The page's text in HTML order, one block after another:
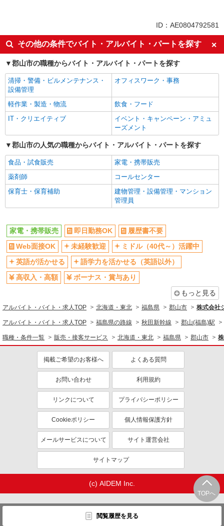
英語が活かせる
ボーナス・賞与あり
日払い
車通勤OK
交通費支給
社会保険あり
社員登用あり
ID：AE0804792581
その他の条件でバイト・アルバイト・パートを探す
郡山市の職種からバイト・アルバイト・パートを探す
清掃・警備・ビルメンテナンス・
設備管理
オフィスワーク・事務
軽作業・製造・物流
飲食・フード
IT・クリエイティブ
イベント・キャンペーン・アミュ
ーズメント
郡山市の人気の職種からバイト・アルバイト・パートを探す
食品・試食販売
家電・携帯販売
薬剤師
コールセンター
保育士・保育補助
建物管理・設備管理・マンション
管理員
TOPへ
閲覧履歴を見る
家電・携帯販売 即日勤務OK
履歴書不要
Web面接OK
未経験歓迎
ミドル（40代～）活躍中
英語が活かせる
語学力を活かせる（英語以外）
高収入・高額
ボーナス・賞与あり
もっと見る
アルバイト・バイト・求人TOP 北海道・東北 福島県 郡山市 株式会社
アルバイト・バイト・求人TOP 福島県の路線 秋田新幹線 郡山(福島)駅
職種・条件一覧 販売・接客サービス 北海道・東北 福島県 郡山市
掲載ご希望のお客様へ よくある質問
お問い合わせ 利用規約
リンクについて プライバシーポリシー
Cookieポリシー 個人情報保護方針
メールサービスについて サイト運営会社
サイトマップ
(c) AIDEM Inc.